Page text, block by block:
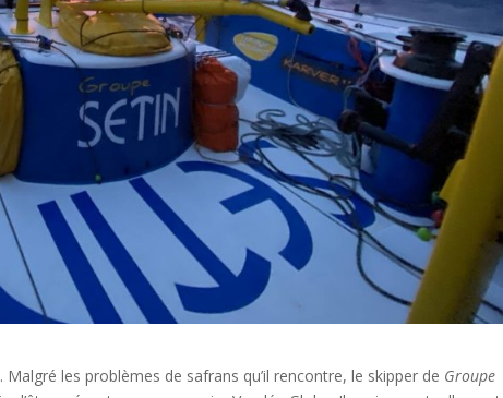
les problèmes de safrans qu’il rencontre, le skipper de Groupe